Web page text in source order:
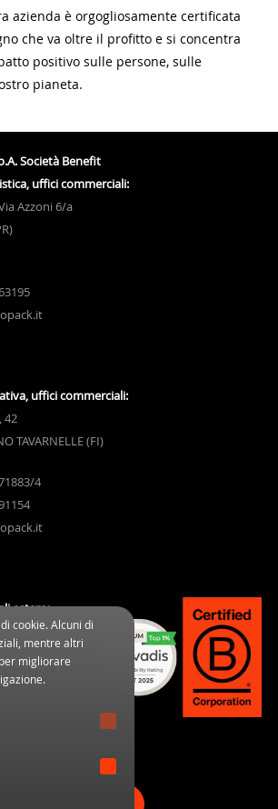
azienda è orgogliosamente certificata
che va oltre il profitto e si concentra
positivo sulle persone, sulle
pianeta.
Società Benefit
uffici commerciali:
Azzoni 6/a
uffici commerciali:
42
TAVARNELLE (FI)
4
estero:
Durs
cookie. Alcuni di
mentre altri
migliorare